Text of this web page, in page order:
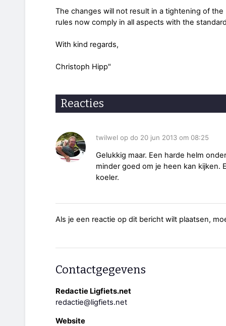
The changes will not result in a tightening of
rules now comply in all aspects with the
With kind regards,
Christoph Hipp"
Reacties
twilwel op do 20 jun 2013 om 08:25
Gelukkig maar. Een harde helm
minder goed om je heen kan kijken.
koeler.
Als je een reactie op dit bericht wilt plaatsen,
Contactgegevens
Redactie Ligfiets.net
redactie@ligfiets.net
Website